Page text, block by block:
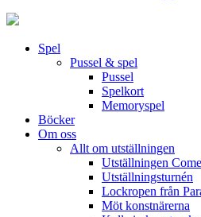
Spel
Pussel & spel
Pussel
Spelkort
Memoryspel
Böcker
Om oss
Allt om utställningen
Utställningen
Utställningsturnén
Lockropen från
Möt konstnärerna